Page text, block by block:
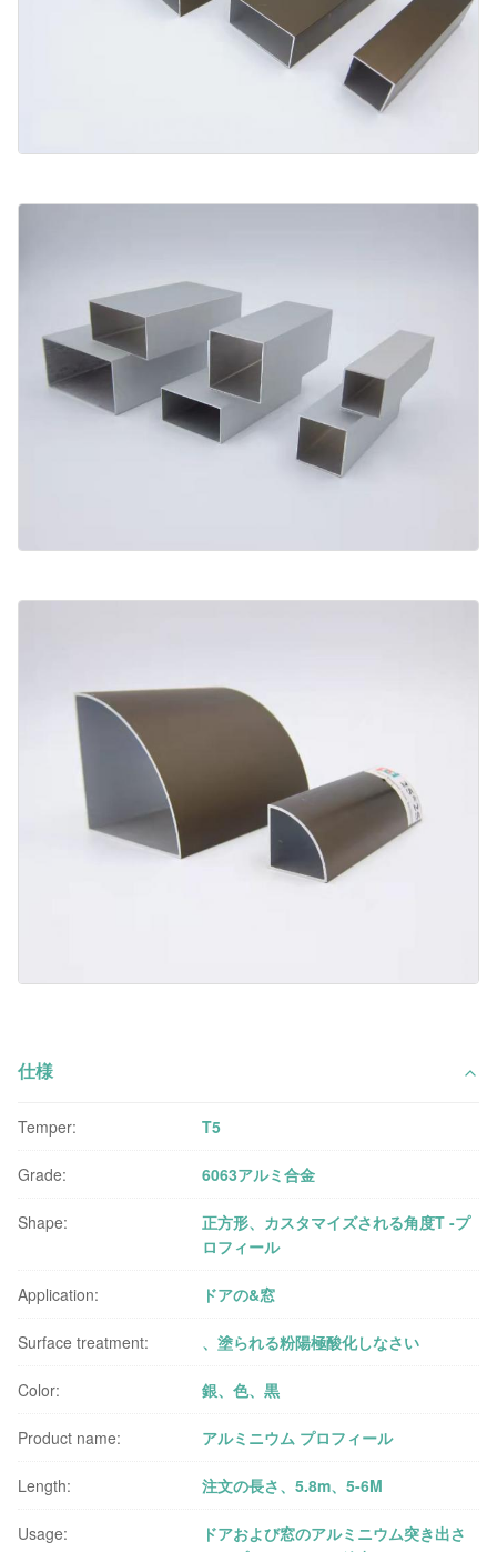
仕様
Temper: T5
Grade: 6063アルミ合金
Shape:
正方形、カスタマイズされる角度T -プ
ロフィール
Application: ドアの&窓
Surface treatment: 、塗られる粉陽極酸化しなさい
Color: 銀、色、黒
Product name: アルミニウム プロフィール
Length: 注文の長さ、5.8m、5-6M
Usage:
ドアおよび窓のアルミニウム突き出さ